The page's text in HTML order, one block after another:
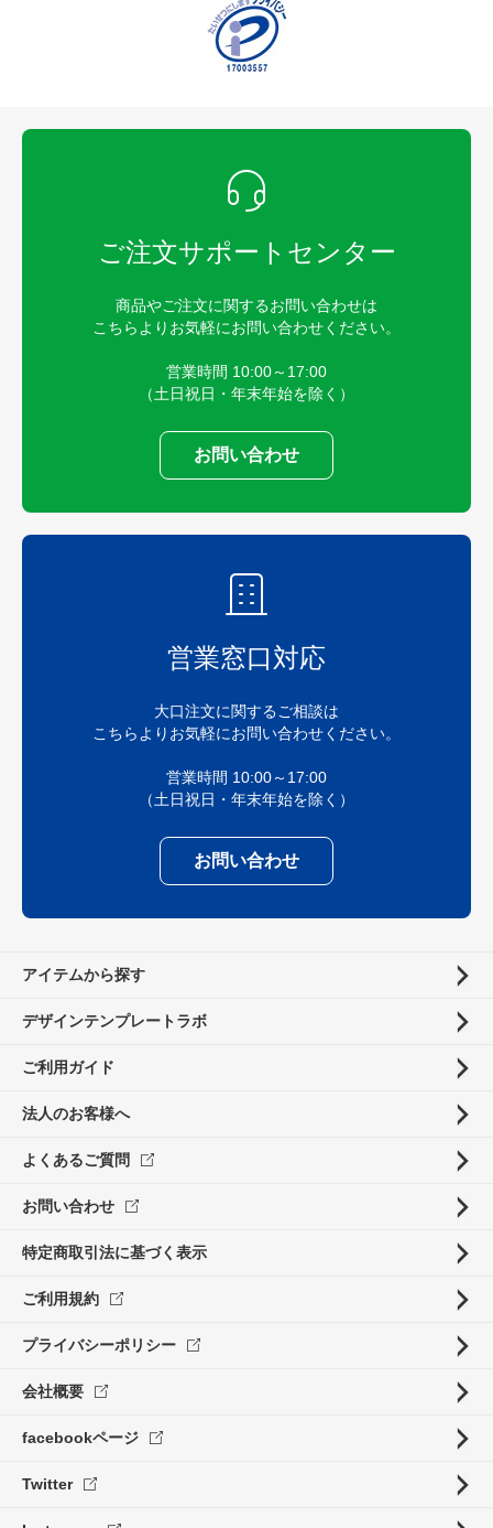
ご注文サポートセンター
商品やご注文に関するお問い合わせは
こちらよりお気軽にお問い合わせください。
営業時間 10:00～17:00
（土日祝日・年末年始を除く）
お問い合わせ
営業窓口対応
大口注文に関するご相談は
こちらよりお気軽にお問い合わせください。
営業時間 10:00～17:00
（土日祝日・年末年始を除く）
お問い合わせ
アイテムから探す
デザインテンプレートラボ
ご利用ガイド
法人のお客様へ
よくあるご質問
お問い合わせ
特定商取引法に基づく表示
ご利用規約
プライバシーポリシー
会社概要
facebookページ
Twitter